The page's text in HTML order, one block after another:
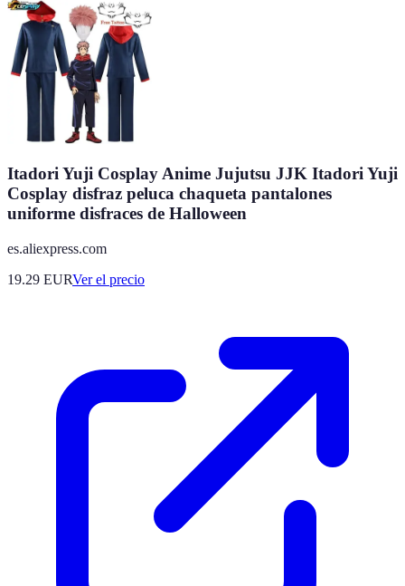
Itadori Yuji Cosplay Anime Jujutsu JJK Itadori Yuji
Cosplay disfraz peluca chaqueta pantalones
uniforme disfraces de Halloween
es.aliexpress.com
19.29 EURVer el precio